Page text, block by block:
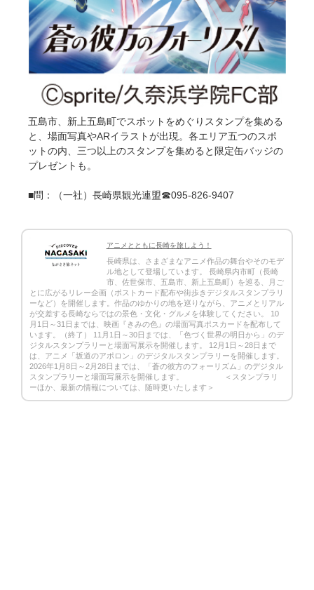
五島市、新上五島町でスポットをめぐりスタンプを集める
と、場面写真やARイラストが出現。各エリア五つのスポ
ットの内、三つ以上のスタンプを集めると限定缶バッジの
プレゼントも。
■問：（一社）長崎県観光連盟☎095-826-9407
アニメとともに長崎を旅しよう！
長崎県は、さまざまなアニメ作品の舞台やそのモデ
ル地として登場しています。 長崎県内市町（長崎
市、佐世保市、五島市、新上五島町）を巡る、月ご
とに広がるリレー企画（ポストカード配布や街歩きデジタルスタンプラリ
ーなど）を開催します。作品のゆかりの地を巡りながら、アニメとリアル
が交差する長崎ならではの景色・文化・グルメを体験してください。 10
月1日～31日までは、映画『きみの色』の場面写真ポスカードを配布して
います。（終了） 11月1日～30日までは、「色づく世界の明日から」のデ
ジタルスタンプラリーと場面写展示を開催します。 12月1日～28日まで
は、アニメ「坂道のアポロン」のデジタルスタンプラリーを開催します。
2026年1月8日～2月28日までは、「蒼の彼方のフォーリズム」のデジタル
スタンプラリーと場面写展示を開催します。 ＜スタンプラリ
ーほか、最新の情報については、随時更いたします＞